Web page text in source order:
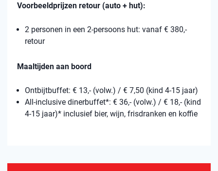
Voorbeeldprijzen retour (auto + hut):
2 personen in een 2-persoons hut: vanaf € 380,-
retour
Maaltijden aan boord
Ontbijtbuffet: € 13,- (volw.) / € 7,50 (kind 4-15 jaar)
All-inclusive dinerbuffet*: € 36,- (volw.) / € 18,- (kind
4-15 jaar)* inclusief bier, wijn, frisdranken en koffie